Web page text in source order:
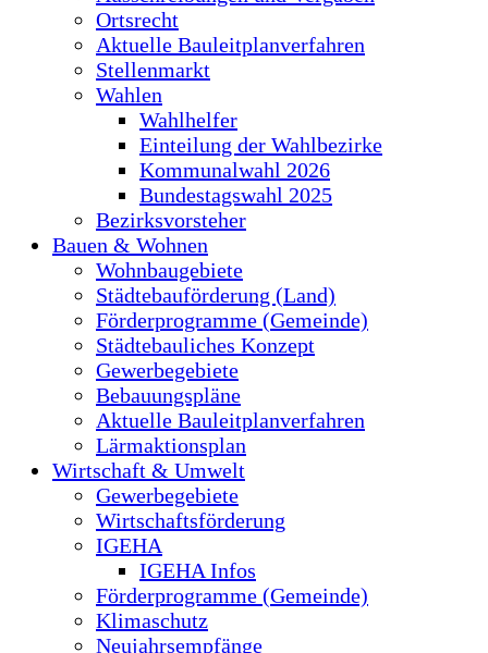
Ortsrecht
Aktuelle Bauleitplanverfahren
Stellenmarkt
Wahlen
Wahlhelfer
Einteilung der Wahlbezirke
Kommunalwahl 2026
Bundestagswahl 2025
Bezirksvorsteher
Bauen & Wohnen
Wohnbaugebiete
Städtebauförderung (Land)
Förderprogramme (Gemeinde)
Städtebauliches Konzept
Gewerbegebiete
Bebauungspläne
Aktuelle Bauleitplanverfahren
Lärmaktionsplan
Wirtschaft & Umwelt
Gewerbegebiete
Wirtschaftsförderung
IGEHA
IGEHA Infos
Förderprogramme (Gemeinde)
Klimaschutz
Neujahrsempfänge